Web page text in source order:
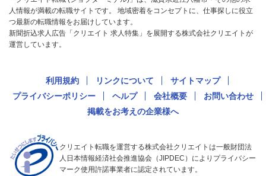
人情報が満載の転職サイトです。 地域密着をコンセプトに、仕事探しに役立
つ最新の転職情報をお届けしています。
新聞折込求人広告「クリエイト 求人特集」を展開する株式会社クリエイトが
運営しています。
利用規約 リンクについて
サイトマップ
プライバシーポリシー
ヘルプ 会社概要
お問い合わせ
掲載をお考えの企業様へ
クリエイト転職を運営する株式会社クリエイトは一般財団法
人日本情報経済社会推進協会（JIPDEC）によりプライバシー
マーク使用許諾事業者に認定されています。